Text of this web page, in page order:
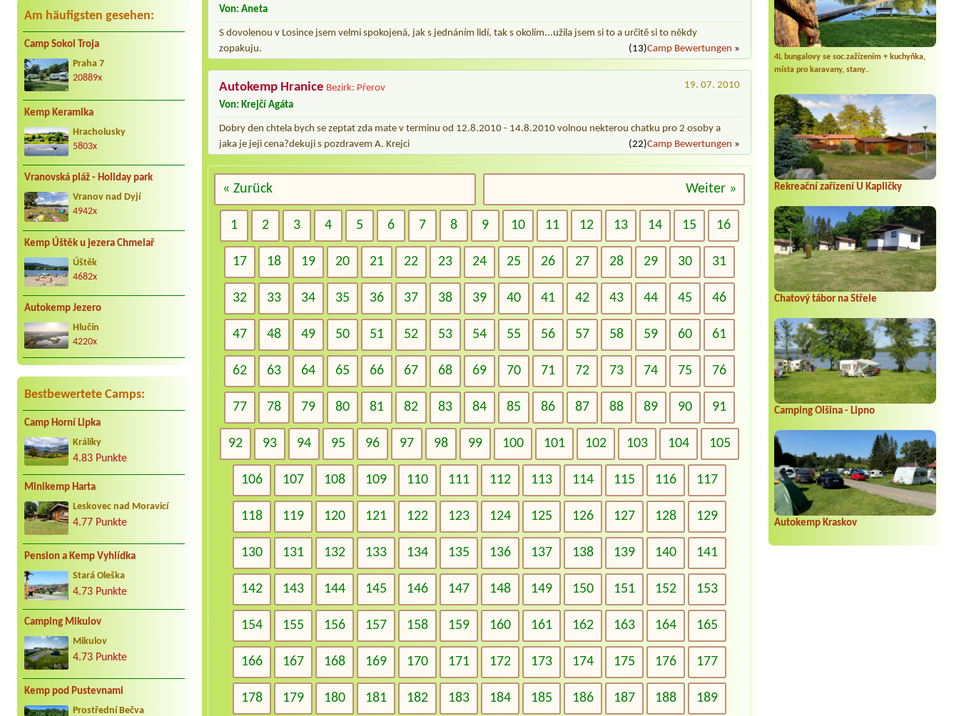
Am häufigsten gesehen:
Camp Sokol Troja
Praha 7
20889x
Kemp Keramika
Hracholusky
5803x
Vranovská pláž - Holiday park
Vranov nad Dyjí
4942x
Kemp Úštěk u jezera Chmelař
Úštěk
4682x
Autokemp Jezero
Hlučín
4220x
Bestbewertete Camps:
Camp Horní Lipka
Králíky
4.83 Punkte
Minikemp Harta
Leskovec nad Moravicí
4.77 Punkte
Pension a Kemp Vyhlídka
Stará Oleška
4.73 Punkte
Camping Mikulov
Mikulov
4.73 Punkte
Kemp pod Pustevnami
Prostřední Bečva
4L bungalovy se soc.zažízením + kuchyňka,
místa pro karavany, stany..
Rekreační zařízení U Kapličky
Chatový tábor na Střele
Camping Olšina - Lipno
Autokemp Kraskov
Von: Aneta
S dovolenou v Losince jsem velmi spokojená, jak s jednáním lidí, tak s okolím...užila jsem si to a určitě si to někdy
zopakuju.
(13)Camp Bewertungen »
Autokemp Hranice Bezirk: Přerov
19. 07. 2010
Von: Krejčí Agáta
Dobry den chtela bych se zeptat zda mate v terminu od 12.8.2010 - 14.8.2010 volnou nekterou chatku pro 2 osoby a
jaka je jeji cena?dekuji s pozdravem A. Krejci
(22)Camp Bewertungen »
« Zurück Weiter »
1 2 3 4 5 6 7 8 9 10 11 12 13 14 15 16
17 18 19 20 21 22 23 24 25 26 27 28 29 30 31
32 33 34 35 36 37 38 39 40 41 42 43 44 45 46
47 48 49 50 51 52 53 54 55 56 57 58 59 60 61
62 63 64 65 66 67 68 69 70 71 72 73 74 75 76
77 78 79 80 81 82 83 84 85 86 87 88 89 90 91
92 93 94 95 96 97 98 99 100 101 102 103 104 105
106 107 108 109 110 111 112 113 114 115 116 117
118 119 120 121 122 123 124 125 126 127 128 129
130 131 132 133 134 135 136 137 138 139 140 141
142 143 144 145 146 147 148 149 150 151 152 153
154 155 156 157 158 159 160 161 162 163 164 165
166 167 168 169 170 171 172 173 174 175 176 177
178 179 180 181 182 183 184 185 186 187 188 189